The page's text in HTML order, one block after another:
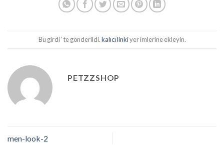
Bu girdi ’ te gönderildi.kalıcı linkiyer imlerine ekleyin.
PETZZSHOP
men-look-2